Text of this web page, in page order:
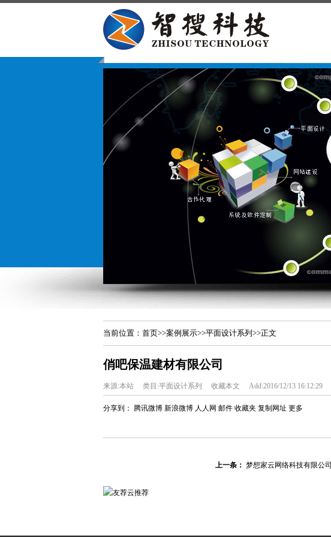
当前位置： 首页>>案例展示>>平面设计系列 >>正文
俏吧保温建材有限公司
来源:本站 类目:平面设计系列 收藏本文 Add:2016/12/13 16:12:29
分享到： 腾讯微博 新浪微博 人人网 邮件 收藏夹 复制网址 更多
上一条： 梦想家云网络科技有限公司